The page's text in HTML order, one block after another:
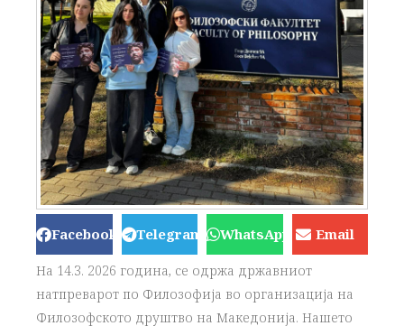
Facebook Telegram WhatsApp Email
На 14.3. 2026 година, се одржа државниот
натпреварот по Филозофија во организација на
Филозофското друштво на Македонија. Нашето